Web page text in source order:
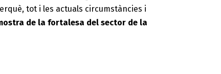
tot i les actuals circumstàncies i
de la fortalesa del sector de la